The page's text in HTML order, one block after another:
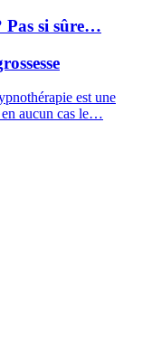
Pas si sûre…
est une
en aucun cas le…